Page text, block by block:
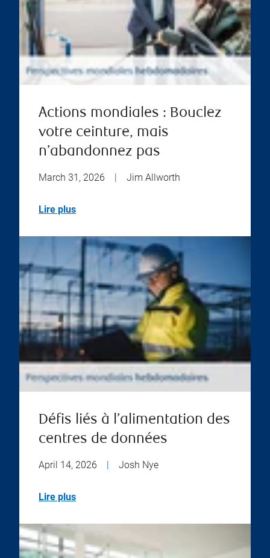
Actions mondiales : Bouclez
votre ceinture, mais
n’abandonnez pas
March 31, 2026 Jim Allworth
Lire plus
Défis liés à l’alimentation des
centres de données
April 14, 2026 | Josh Nye
Lire plus